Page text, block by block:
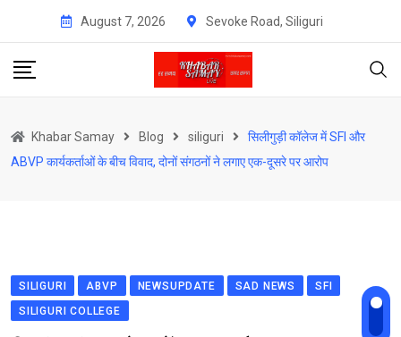
content
August 7, 2026 Sevoke Road, Siliguri
Khabar Samay Blog siliguri
सिलीगुड़ी कॉलेज में SFI और
ABVP कार्यकर्ताओं के बीच विवाद, दोनों संगठनों ने लगाए एक-दूसरे पर आरोप
SILIGURI ABVP NEWSUPDATE SAD NEWS
SFI
SILIGURI COLLEGE